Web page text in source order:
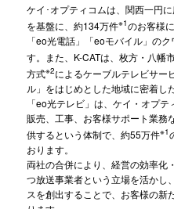
ケイ･オプティコムは、関西一円
を基盤に、約134万件※1のお客様
「eo光電話」「eoモバイル」の
す。また、K-CATは、枚方・八幡
方式※2によるケーブルテレビサー
ル」をはじめとした地域に密着し
「eo光テレビ」は、ケイ・オプ
販売、工事、お客様サポート業務
供するという体制で、約55万件※1
おります。
両社の合併により、経営の効率化
つ放送事業者という立場を活かし
スを創出することで、お客様の新